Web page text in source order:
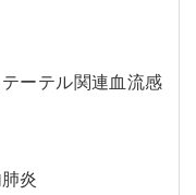
ーテル関連血流感
炎